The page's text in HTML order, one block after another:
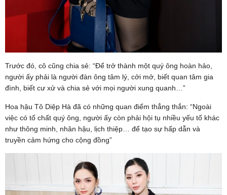
Trước đó, cô cũng chia sẻ: “Để trở thành một quý ông hoàn hảo,
người ấy phải là người đàn ông tâm lý, cởi mở, biết quan tâm gia
đình, biết cư xử và chia sẻ với mọi người xung quanh…”
Hoa hậu Tô Diệp Hà đã có những quan điểm thẳng thắn: “Ngoài
việc có tố chất quý ông, người ấy còn phải hội tụ nhiều yếu tố khác
như thông minh, nhân hậu, lịch thiệp… để tạo sự hấp dẫn và
truyền cảm hứng cho cộng đồng”